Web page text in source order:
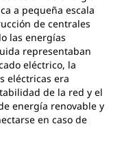
a pequeña escala
de centrales
las energías
representaban
eléctrico, la
eléctricas era
de la red y el
energía renovable y
en caso de